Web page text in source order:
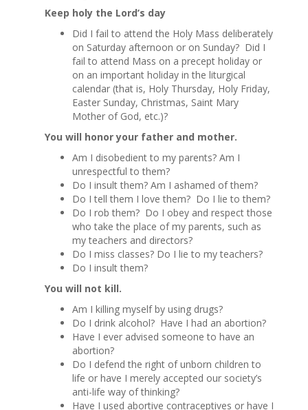
Keep holy the Lord’s day
Did I fail to attend the Holy Mass deliberately
on Saturday afternoon or on Sunday? Did I
fail to attend Mass on a precept holiday or
on an important holiday in the liturgical
calendar (that is, Holy Thursday, Holy Friday,
Easter Sunday, Christmas, Saint Mary
Mother of God, etc.)?
You will honor your father and mother.
Am I disobedient to my parents? Am I
unrespectful to them?
Do I insult them? Am I ashamed of them?
Do I tell them I love them? Do I lie to them?
Do I rob them? Do I obey and respect those
who take the place of my parents, such as
my teachers and directors?
Do I miss classes? Do I lie to my teachers?
Do I insult them?
You will not kill.
Am I killing myself by using drugs?
Do I drink alcohol? Have I had an abortion?
Have I ever advised someone to have an
abortion?
Do I defend the right of unborn children to
life or have I merely accepted our society’s
anti-life way of thinking?
Have I used abortive contraceptives or have I